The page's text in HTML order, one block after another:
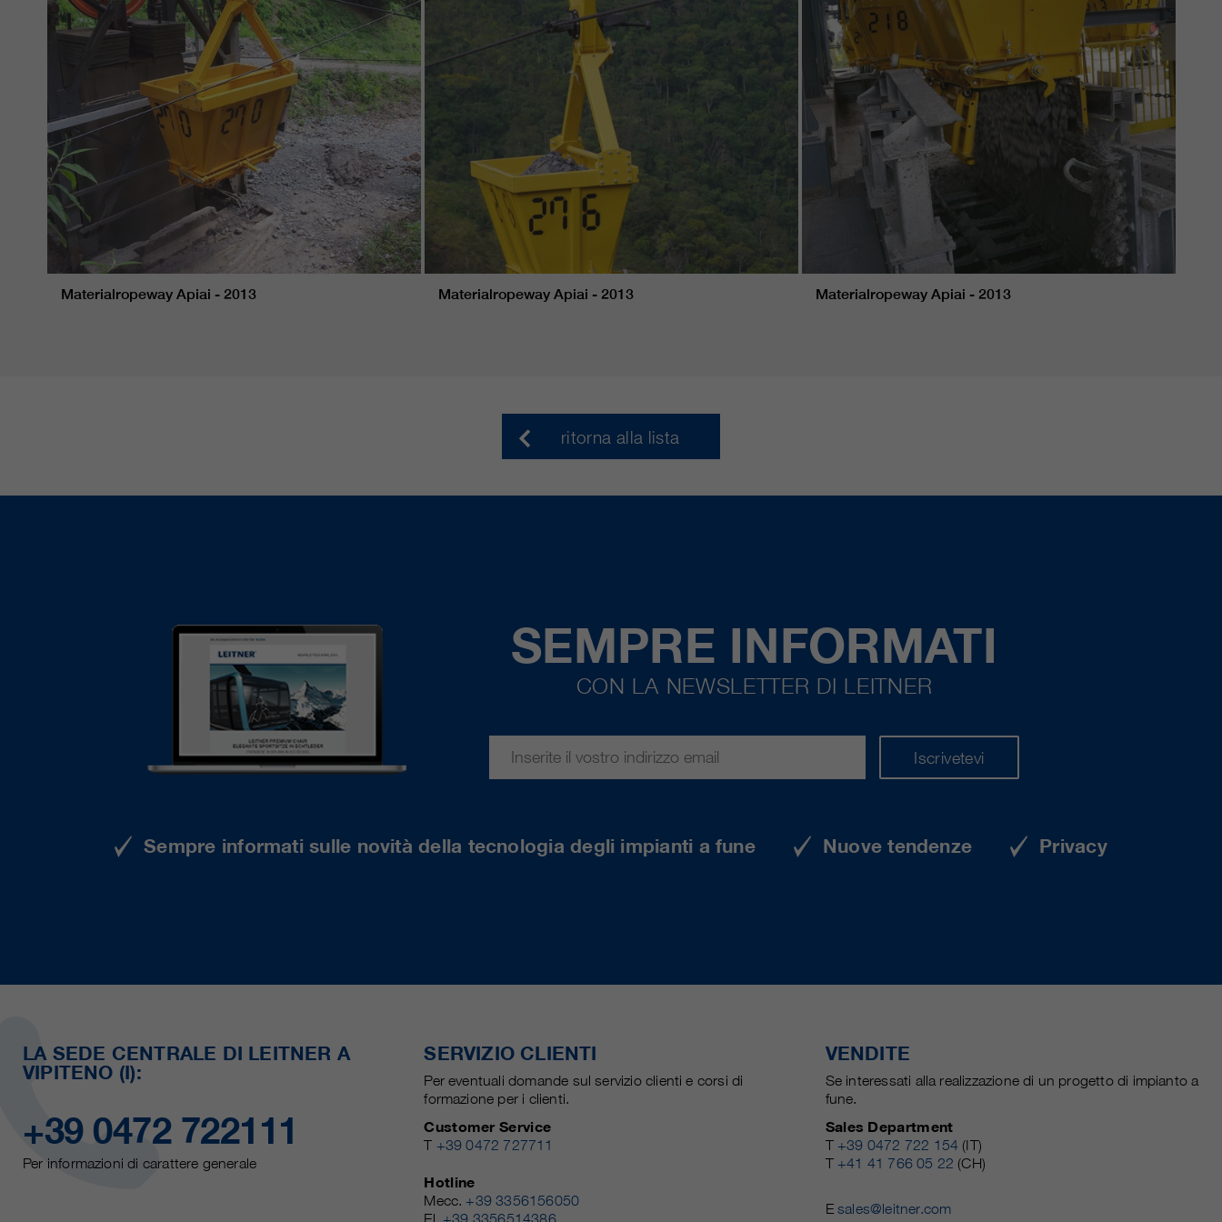
Materialropeway Apiai - 2013 Materialropeway Apiai - 2013 Materialropeway Apiai - 2013
ritorna alla lista
SEMPRE INFORMATI
CON LA NEWSLETTER DI LEITNER
Iscrivetevi
Sempre informati sulle novità della tecnologia degli impianti a fune Nuove tendenze Privacy
LA SEDE CENTRALE DI LEITNER A
VIPITENO (I):
+39 0472 722111
Per informazioni di carattere generale
SERVIZIO CLIENTI
Per eventuali domande sul servizio clienti e corsi di
formazione per i clienti.
Customer Service
T +39 0472 727711
Hotline
Mecc. +39 3356156050
VENDITE
Se interessati alla realizzazione di un progetto di impianto a
fune.
Sales Department
T +39 0472 722 154 (IT)
T +41 41 766 05 22 (CH)
Esales@leitner.com